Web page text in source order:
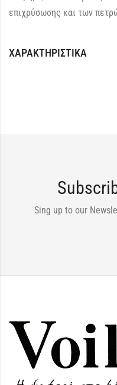
επιχρύσωσης και των
ΧΑΡΑΚΤΗΡΙΣΤΙΚΆ
Sing up to our